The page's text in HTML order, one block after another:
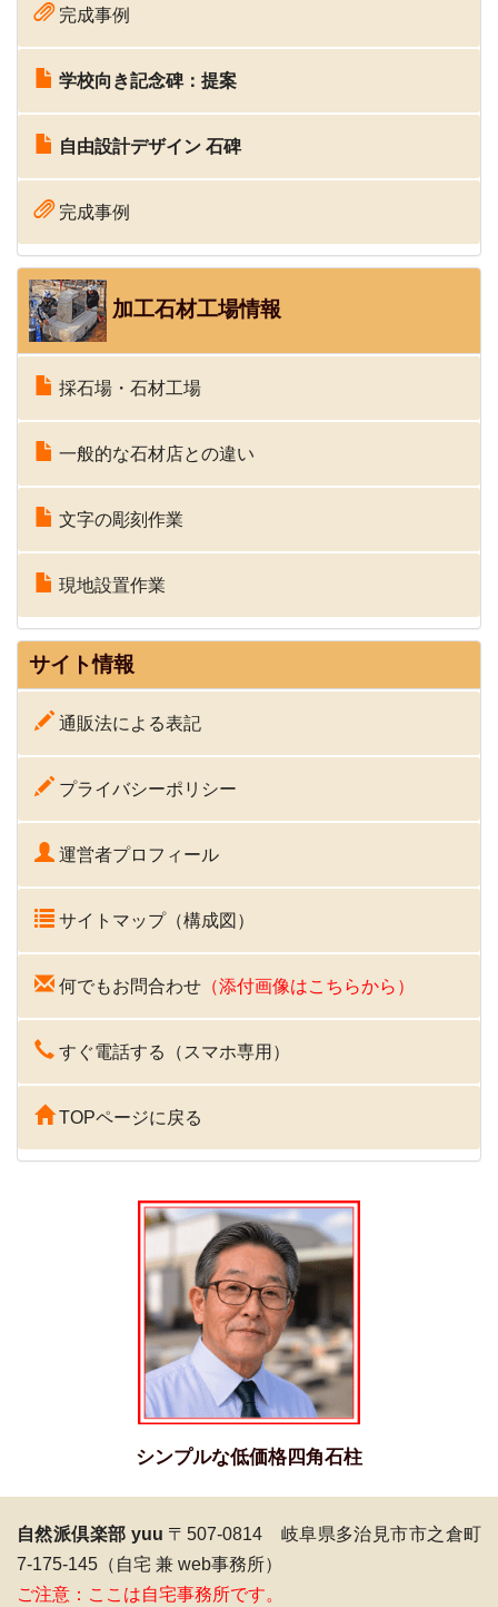
完成事例
学校向き記念碑：提案
自由設計デザイン 石碑
完成事例
加工石材工場情報
採石場・石材工場
一般的な石材店との違い
文字の彫刻作業
現地設置作業
サイト情報
通販法による表記
プライバシーポリシー
運営者プロフィール
サイトマップ（構成図）
何でもお問合わせ （添付画像はこちらから）
すぐ電話する（スマホ専用）
TOPページに戻る
シンプルな低価格四角石柱
自然派倶楽部 yuu 〒507-0814 岐阜県多治見市市之倉町
7-175-145（自宅 兼 web事務所）
ご注意：ここは自宅事務所です。